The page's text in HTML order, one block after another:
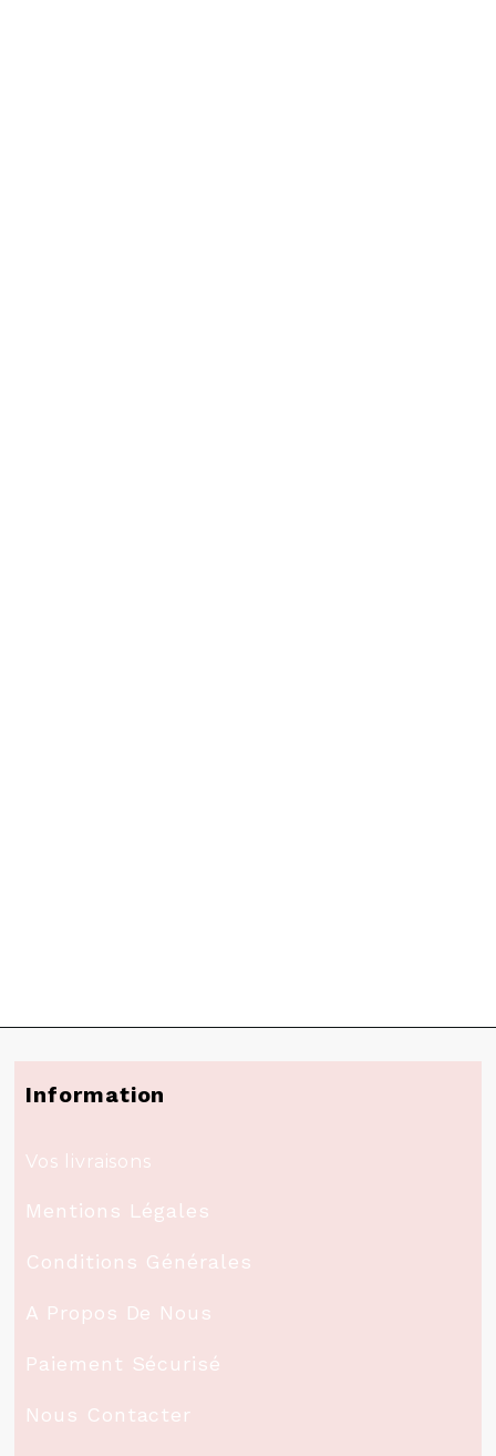
Information
Vos livraisons
Mentions Légales
Conditions Générales
A Propos De Nous
Paiement Sécurisé
Nous Contacter